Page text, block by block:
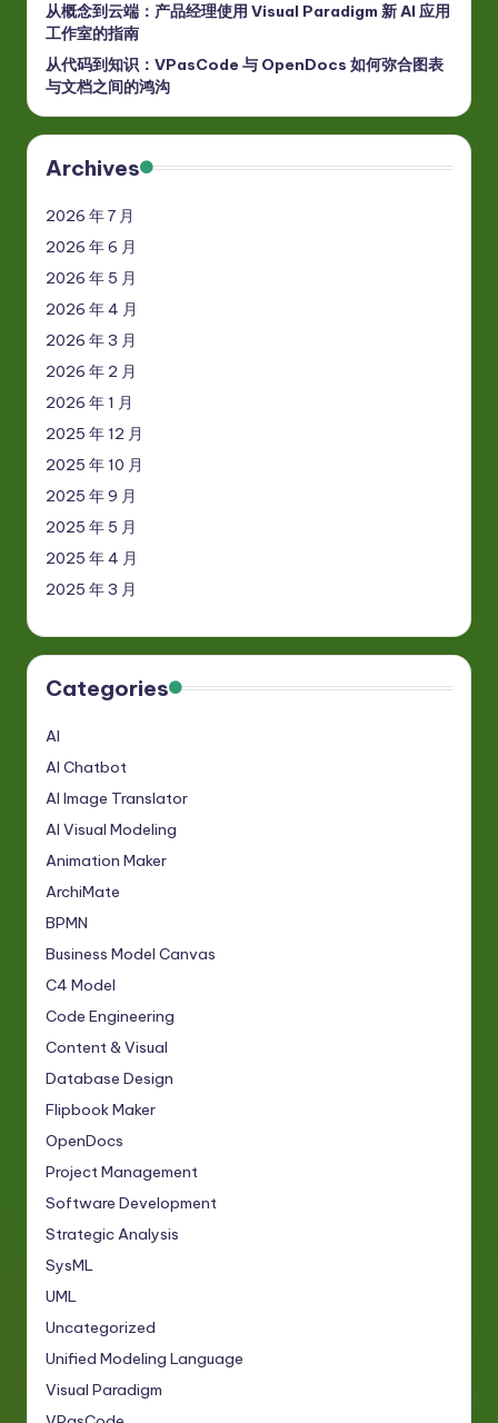
从概念到云端：产品经理使用 Visual Paradigm 新 AI 应用
工作室的指南
从代码到知识：VPasCode 与 OpenDocs 如何弥合图表
与文档之间的鸿沟
Archives
2026 年 7 月
2026 年 6 月
2026 年 5 月
2026 年 4 月
2026 年 3 月
2026 年 2 月
2026 年 1 月
2025 年 12 月
2025 年 10 月
2025 年 9 月
2025 年 5 月
2025 年 4 月
2025 年 3 月
Categories
AI
AI Chatbot
AI Image Translator
AI Visual Modeling
Animation Maker
ArchiMate
BPMN
Business Model Canvas
C4 Model
Code Engineering
Content & Visual
Database Design
Flipbook Maker
OpenDocs
Project Management
Software Development
Strategic Analysis
SysML
UML
Uncategorized
Unified Modeling Language
Visual Paradigm